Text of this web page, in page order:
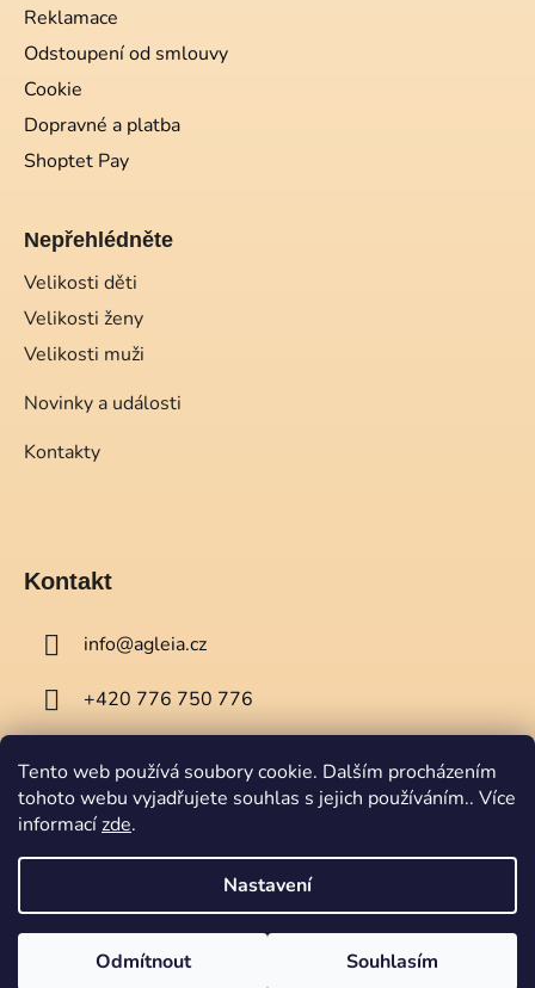
Tento web používá soubory cookie. Dalším procházením
tohoto webu vyjadřujete souhlas s jejich používáním.. Více
informacízde.
Nastavení
Odmítnout Souhlasím
Reklamace
Odstoupení od smlouvy
Cookie
Dopravné a platba
Shoptet Pay
Nepřehlédněte
Velikosti děti
Velikosti ženy
Velikosti muži
Novinky a události
Kontakty
Kontakt
info@agleia.cz
+420 776 750 776
Vytvořil Shoptet
Copyright 2026Agleia. Všechna práva vyhrazena.